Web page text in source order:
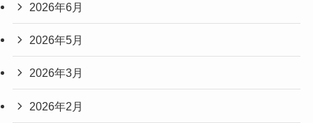
2026年6月
2026年5月
2026年3月
2026年2月